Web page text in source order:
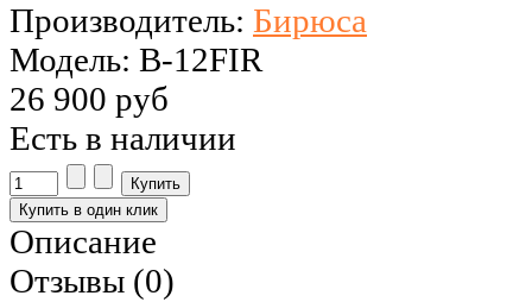
Производитель: Бирюса
Модель: B-12FIR
26 900 руб
Есть в наличии
Описание
Отзывы (0)